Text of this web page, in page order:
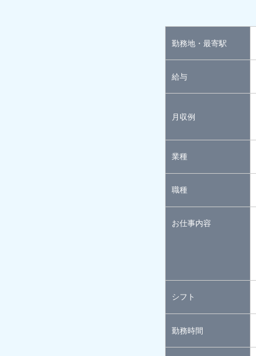
勤務地・最寄駅
給与
月収例
業種
職種
お仕事内容
シフト
勤務時間